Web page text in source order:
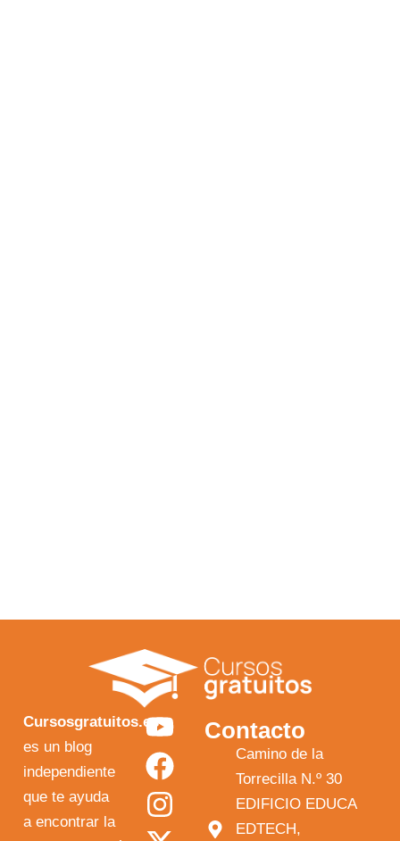
Cursosgratuitos.es
es un blog
independiente
que te ayuda
a encontrar la
Y
o
u
t
F
a
c
e
I
n
s
t
X
-
t
w
Contacto
Camino de la
Torrecilla N.º 30
EDIFICIO EDUCA
EDTECH,